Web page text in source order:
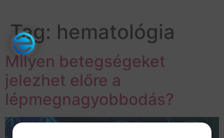
Tag: hematológia
Milyen betegségeket
jelezhet előre a
lépmegnagyobbodás?